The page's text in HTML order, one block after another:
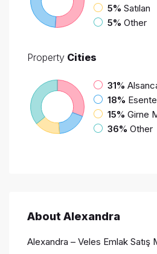
5% Satılan
5% Other
Property Cities
31%
18%
15% Girne
36% Other
About Alexandra
Alexandra – Veles Emlak Satış